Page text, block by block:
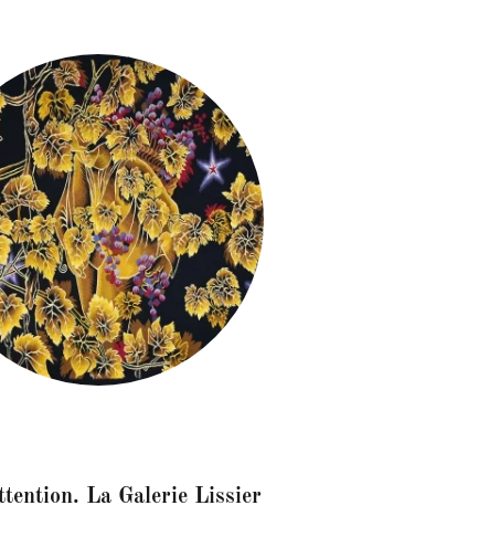
La Galerie Lissier